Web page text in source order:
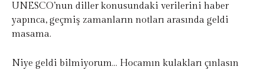
UNESCO’nun diller konusundaki verilerini haber
yapınca, geçmiş zamanların notları arasında geldi
masama.
Niye geldi bilmiyorum… Hocamın kulakları çınlasın